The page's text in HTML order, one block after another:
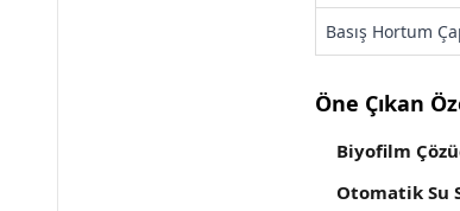
Basış Hortum
Öne Çıkan
Biyofilm
Otomatik Su